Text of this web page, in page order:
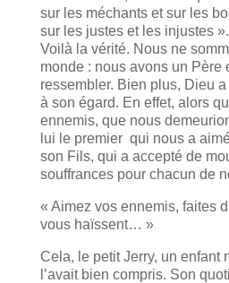
sur les méchants et sur les
sur les justes et les injustes ».
Voilà la vérité. Nous ne
monde : nous avons un Père
ressembler. Bien plus, Dieu
à son égard. En effet, alors
ennemis, que nous
lui le premier qui nous a
son Fils, qui a accepté de
souffrances pour chacun de
« Aimez vos ennemis, faites
vous haïssent… »
Cela, le petit Jerry, un enfant
l’avait bien compris. Son